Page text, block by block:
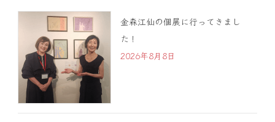
金森江仙の個展に行ってきまし
た！
2026年8月8日